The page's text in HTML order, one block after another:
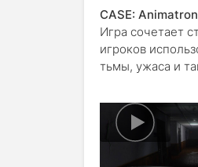
CASE:
Игра сочетает
игроков
тьмы, ужаса и